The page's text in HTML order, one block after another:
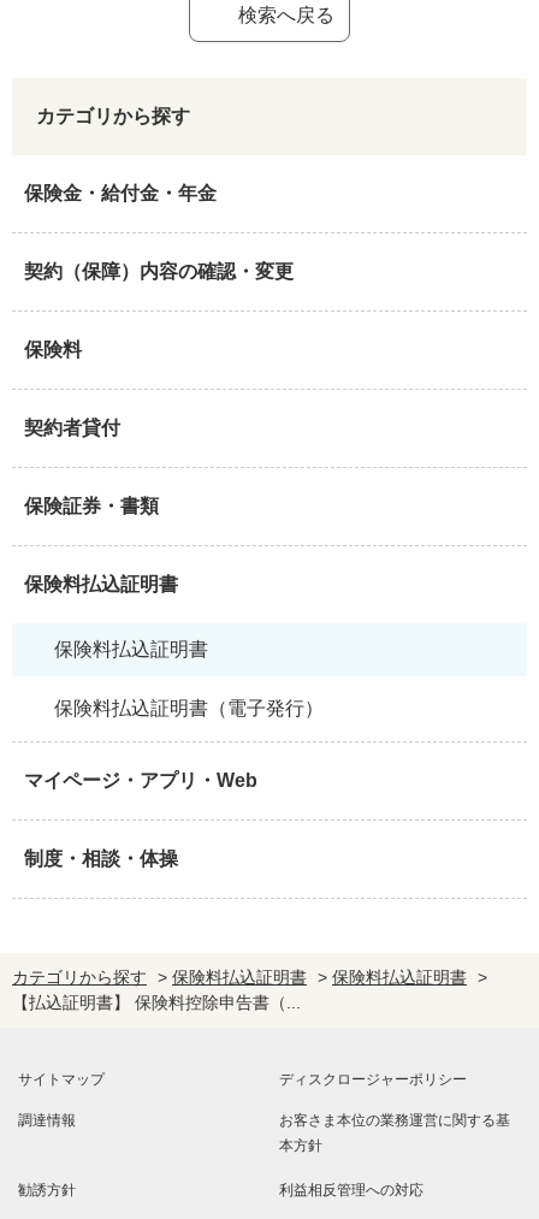
検索へ戻る
カテゴリから探す
保険金・給付金・年金
契約（保障）内容の確認・変更
保険料
契約者貸付
保険証券・書類
保険料払込証明書
保険料払込証明書
保険料払込証明書（電子発行）
マイページ・アプリ・Web
制度・相談・体操
カテゴリから探す > 保険料払込証明書 > 保険料払込証明書 >
【払込証明書】 保険料控除申告書（...
サイトマップ ディスクロージャーポリシー
調達情報 お客さま本位の業務運営に関する基
本方針
勧誘方針 利益相反管理への対応